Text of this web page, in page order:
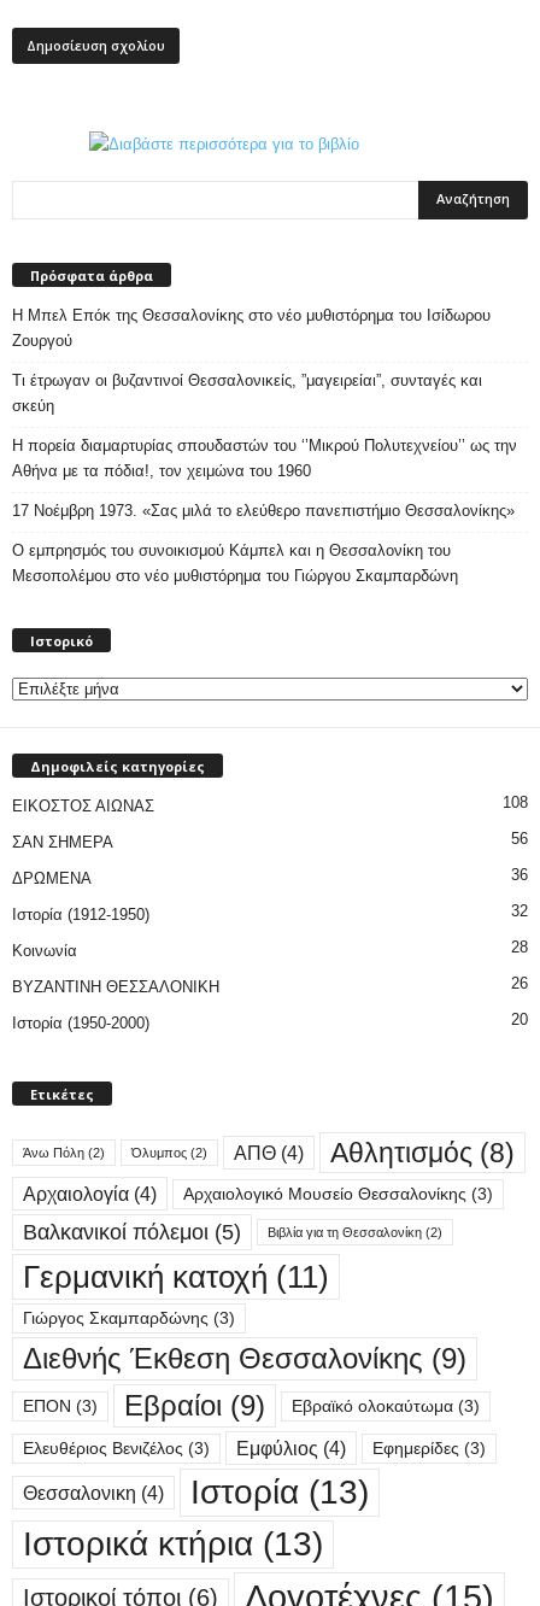
Πρόσφατα άρθρα
Η Μπελ Επόκ της Θεσσαλονίκης στο νέο μυθιστόρημα του Ισίδωρου
Ζουργού
Τι έτρωγαν οι βυζαντινοί Θεσσαλονικείς, ”μαγειρείαι”, συνταγές και
σκεύη
Η πορεία διαμαρτυρίας σπουδαστών του ‘’Μικρού Πολυτεχνείου’’ ως την
Αθήνα με τα πόδια!, τον χειμώνα του 1960
17 Νοέμβρη 1973. «Σας μιλά το ελεύθερο πανεπιστήμιο Θεσσαλονίκης»
Ο εμπρησμός του συνοικισμού Κάμπελ και η Θεσσαλονίκη του
Μεσοπολέμου στο νέο μυθιστόρημα του Γιώργου Σκαμπαρδώνη
Ιστορικό
Δημοφιλείς κατηγορίες
ΕΙΚΟΣΤΟΣ ΑΙΩΝΑΣ 108
ΣΑΝ ΣΗΜΕΡΑ 56
ΔΡΩΜΕΝΑ 36
Ιστορία (1912-1950) 32
Κοινωνία 28
ΒΥΖΑΝΤΙΝΗ ΘΕΣΣΑΛΟΝΙΚΗ 26
Ιστορία (1950-2000) 20
Ετικέτες
Άνω Πόλη (2) Όλυμπος (2) ΑΠΘ (4) Αθλητισμός (8)
Αρχαιολογία (4) Αρχαιολογικό Μουσείο Θεσσαλονίκης (3)
Βαλκανικοί πόλεμοι (5) Βιβλία για τη Θεσσαλονίκη (2)
Γερμανική κατοχή (11)
Γιώργος Σκαμπαρδώνης (3)
Διεθνής Έκθεση Θεσσαλονίκης (9)
ΕΠΟΝ (3) Εβραίοι (9) Εβραϊκό ολοκαύτωμα (3)
Ελευθέριος Βενιζέλος (3) Εμφύλιος (4) Εφημερίδες (3)
Θεσσαλονικη (4) Ιστορία (13)
Ιστορικά κτήρια (13)
Ιστορικοί τόποι (6) Λογοτέχνες (15)